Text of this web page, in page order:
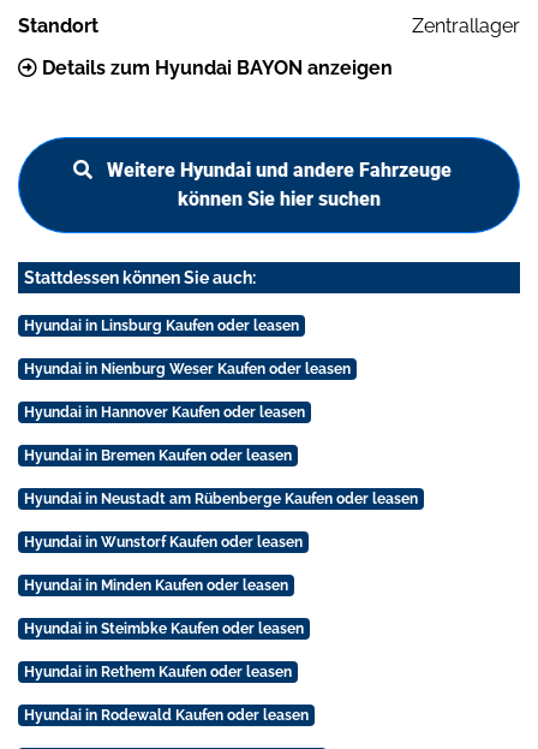
Standort
Zentrallager
Details zum Hyundai BAYON anzeigen
Weitere Hyundai und andere Fahrzeuge
können Sie hier suchen
Stattdessen können Sie auch:
Hyundai in Linsburg Kaufen oder leasen
Hyundai in Nienburg Weser Kaufen oder leasen
Hyundai in Hannover Kaufen oder leasen
Hyundai in Bremen Kaufen oder leasen
Hyundai in Neustadt am Rübenberge Kaufen oder leasen
Hyundai in Wunstorf Kaufen oder leasen
Hyundai in Minden Kaufen oder leasen
Hyundai in Steimbke Kaufen oder leasen
Hyundai in Rethem Kaufen oder leasen
Hyundai in Rodewald Kaufen oder leasen